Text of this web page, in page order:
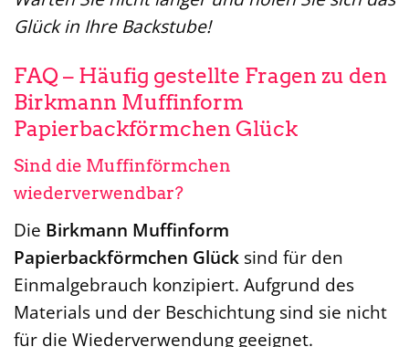
Glück in Ihre Backstube!
FAQ – Häufig gestellte Fragen zu den
Birkmann Muffinform
Papierbackförmchen Glück
Sind die Muffinförmchen
wiederverwendbar?
Die Birkmann Muffinform
Papierbackförmchen Glück sind für den
Einmalgebrauch konzipiert. Aufgrund des
Materials und der Beschichtung sind sie nicht
für die Wiederverwendung geeignet.